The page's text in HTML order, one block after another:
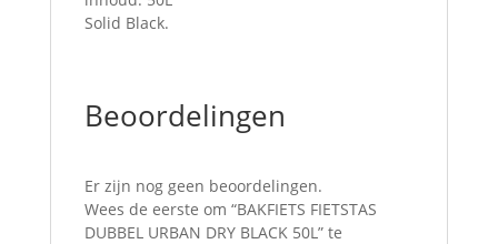
Solid Black.
Beoordelingen
Er zijn nog geen beoordelingen.
Wees de eerste om “BAKFIETS FIETSTAS
DUBBEL URBAN DRY BLACK 50L” te